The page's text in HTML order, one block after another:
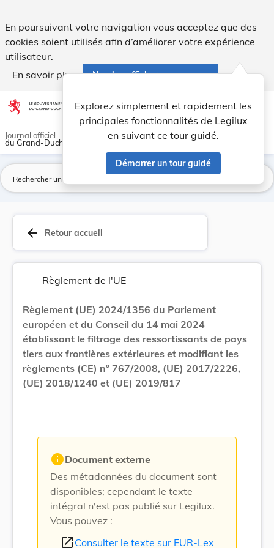
En poursuivant votre navigation vous acceptez que des
cookies soient utilisés afin d’améliorer votre expérience
utilisateur.
En savoir plus
Ne plus afficher ce message
Aller au contenu account_circle help Aide
Explorez simplement et rapidement les
principales fonctionnalités de Legilux
en suivant ce tour guidé.
Démarrer un tour guidé
light_mode dark_mode
Journal officiel
du Grand-Duché de Luxembourg
arrow_back Retour accueil
Règlement de l'UE
Règlement (UE) 2024/1356 du Parlement
européen et du Conseil du 14 mai 2024
établissant le filtrage des ressortissants de pays
tiers aux frontières extérieures et modifiant les
règlements (CE) n° 767/2008, (UE) 2017/2226,
(UE) 2018/1240 et (UE) 2019/817
infoDocument externe
Des métadonnées du document sont
disponibles; cependant le texte
intégral n'est pas publié sur Legilux.
Vous pouvez :
open_in_new Consulter le texte sur EUR-Lex